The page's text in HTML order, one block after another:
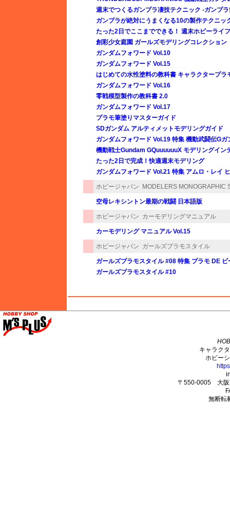
週末でつくるガンプラ凄技テクニック -ガンプ
ガンプラが絶対にうまくなる10の製作テクニ
たった2日でここまでできる！ 週末ホビーライフ
創彩少女庭園 ガールズモデリングコレクション
ガンダムフォワード Vol.10
ガンダムフォワード Vol.15
はじめての水性塗料の教科書 キャラクタープラ
ガンダムフォワード Vol.16
零戦模型製作の教科書 2.0
ガンダムフォワード Vol.17
プラモ筆塗りマスターガイド
SDガンダム アルティメットモデリングガイド
ガンダムフォワード Vol.19 特集 機動武闘伝Gガ
機動戦士Gundam GQuuuuuuX モデリングイン
たった2日で完成！快適週末モデリング
ガンダムフォワード Vol.21 特集 アムロ・レイ
ホビージャパン MODELERS MONOGRAPHIC
空母レキシントン最期の戦闘 日本語版
ホビージャパン カーモデリングマニュアル
カーモデリング マニュアル Vol.15
ホビージャパン ガールズプラモスタイル
ガールズプラモスタイル #08 特集 プラモ DE
ガールズプラモスタイル #10
キャラク
ホビー
〒550-0005 大阪
無断転